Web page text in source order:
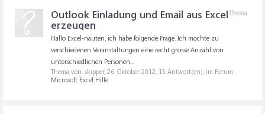
Thema
Outlook Einladung und Email aus Excel
erzeugen
Hallo Excel-nauten, ich habe folgende Frage. Ich möchte zu
verschiedenen Veranstaltungen eine recht grosse Anzahl von
unterschiedlichen Personen...
Thema von: skipper, 26. Oktober 2012, 15 Antwort(en), im Forum:
Microsoft Excel Hilfe